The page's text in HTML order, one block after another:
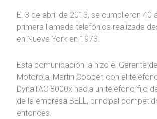
El 3 de abril de 2013, se cumplieron 40
primera llamada telefónica realizada
en Nueva York en 1973.
Esta comunicación la hizo el Gerente
Motorola, Martin Cooper, con el
DynaTAC 8000x hacia un teléfono fijo
de la empresa BELL, principal
entonces.